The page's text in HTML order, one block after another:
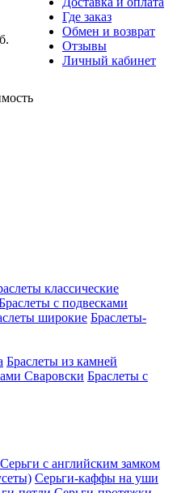
Где заказ
Обмен и возврат
Отзывы
Личный кабинет
классические
с подвесками
широкие Браслеты-
Браслеты из камней
Сваровски Браслеты с
Серьги с английским замком
Серьги-каффы на уши